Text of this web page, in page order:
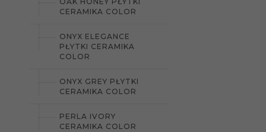
CERAMIKA COLOR
ONYX ELEGANCE
PŁYTKI CERAMIKA
COLOR
ONYX GREY PŁYTKI
CERAMIKA COLOR
PERLA IVORY
CERAMIKA COLOR